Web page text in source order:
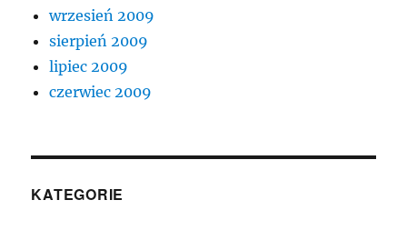
wrzesień 2009
sierpień 2009
lipiec 2009
czerwiec 2009
KATEGORIE